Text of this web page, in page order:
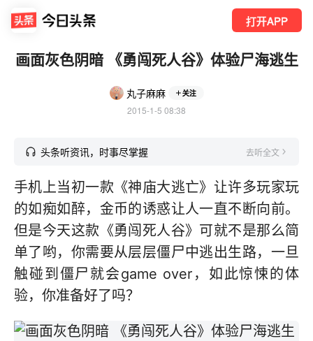
打开APP
画面灰色阴暗 《勇闯死人谷》体验尸海逃生
丸子麻麻 关注
2015-1-5 08:38
头条听资讯，时事尽掌握 去听全文
手机上当初一款《神庙大逃亡》让许多玩家玩
的如痴如醉，金币的诱惑让人一直不断向前。
但是今天这款《勇闯死人谷》可就不是那么简
单了哟，你需要从层层僵尸中逃出生路，一旦
触碰到僵尸就会game over，如此惊悚的体
验，你准备好了吗？